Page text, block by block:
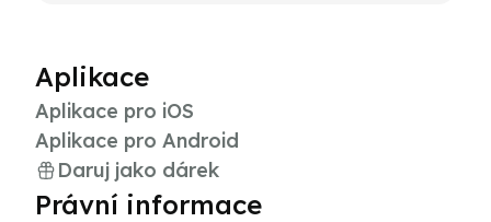
Aplikace
Aplikace pro iOS
Aplikace pro Android
Daruj jako dárek
Právní informace